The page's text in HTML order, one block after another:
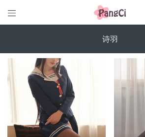

诗羽